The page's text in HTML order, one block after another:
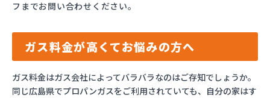
フまでお問い合わせください。
ガス料金が高くてお悩みの方へ
ガス料金はガス会社によってバラバラなのはご存知でしょうか。
同じ広島県でプロパンガスをご利用されていても、自分の家はす